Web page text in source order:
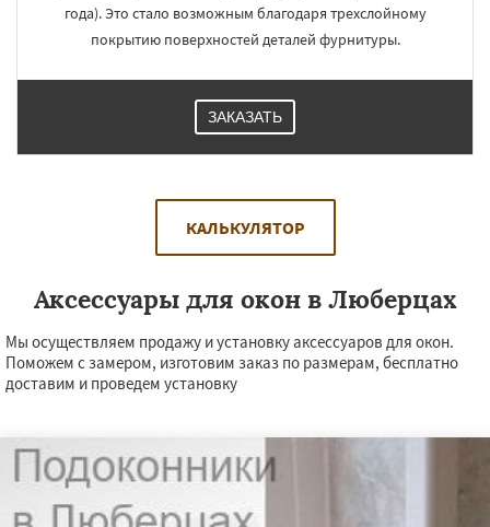
года). Это стало возможным благодаря трехслойному
покрытию поверхностей деталей фурнитуры.
ЗАКАЗАТЬ
КАЛЬКУЛЯТОР
Аксессуары для окон в Люберцах
Мы осуществляем продажу и установку аксессуаров для окон.
Поможем с замером, изготовим заказ по размерам, бесплатно
доставим и проведем установку